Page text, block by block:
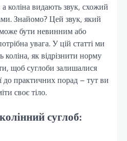
коліна видають звук, схожий
Знайомо? Цей звук, який
бути невинним або
увага. У цій статті ми
коліна, як відрізнити норму
щоб суглоби залишалися
до практичних порад – тут ви
своє тіло.
суглоб: